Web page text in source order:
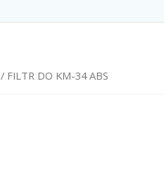
/ FILTR DO KM-34 ABS